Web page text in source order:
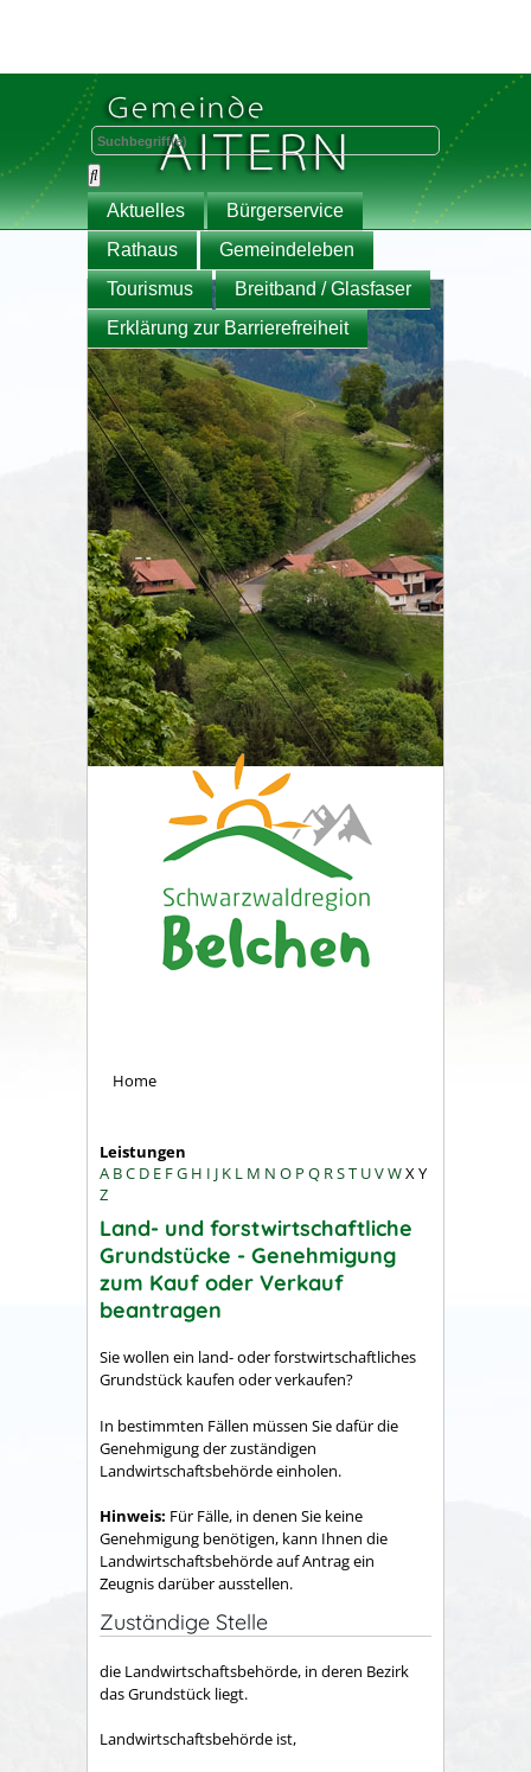
Aktuelles
Bürgerservice
Rathaus
Gemeindeleben
Tourismus
Breitband / Glasfaser
Erklärung zur Barrierefreiheit
Home
Leistungen
A BC D E FG H I J K L M N O P Q RST UVWXY
Z
Land- und forstwirtschaftliche
Grundstücke - Genehmigung
zum Kauf oder Verkauf
beantragen
Sie wollen ein land- oder forstwirtschaftliches
Grundstück kaufen oder verkaufen?
In bestimmten Fällen müssen Sie dafür die
Genehmigung der zuständigen
Landwirtschaftsbehörde einholen.
Hinweis: Für Fälle, in denen Sie keine
Genehmigung benötigen, kann Ihnen die
Landwirtschaftsbehörde auf Antrag ein
Zeugnis darüber ausstellen.
Zuständige Stelle
die Landwirtschaftsbehörde, in deren Bezirk
das Grundstück liegt.
Landwirtschaftsbehörde ist,